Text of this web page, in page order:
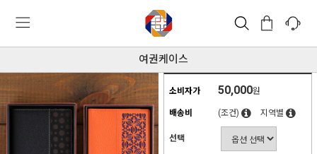
여권케이스
소비자가 50,000원
배송비 (조건) 지역별
선택